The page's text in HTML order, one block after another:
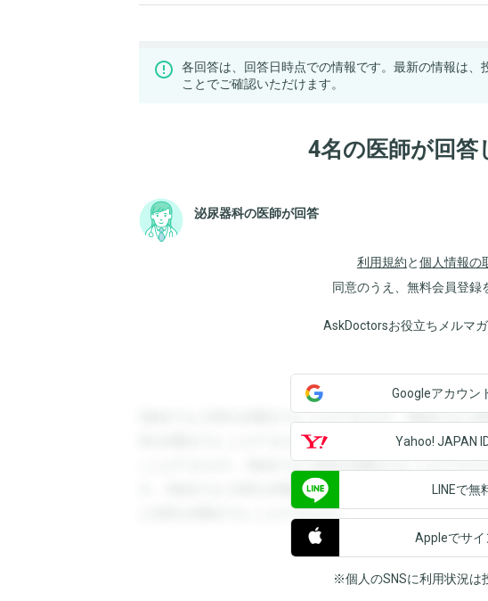
各回答は、回答日時点での情報です。最新の情報は、
ことでご確認いただけます。
4名の医師が回答
泌尿器科の医師が回答
利用規約と個人情報の
同意のうえ、無料会員登録
AskDoctorsお役立ちメルマ
登録すると回答を閲覧することができます。登録すると
答を閲覧することができます。登録すると回答を閲覧す
ことができます。登録すると回答を閲覧することができ
す。登録すると回答を閲覧することができます。登録す
と回答を閲覧することができます。
Googleアカウン
Yahoo! JAPAN
LINEで無
Appleでサイ
※個人のSNSに利用状況は